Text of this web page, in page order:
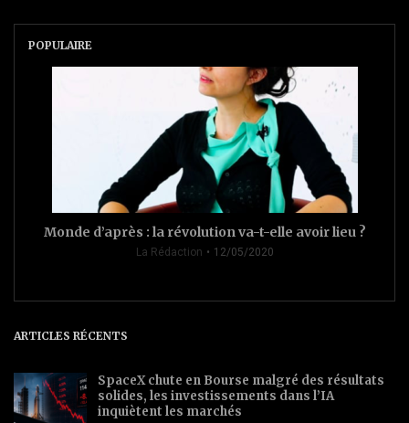
POPULAIRE
Monde d’après : la révolution va-t-elle avoir lieu ?
La Rédaction 12/05/2020
ARTICLES RÉCENTS
SpaceX chute en Bourse malgré des résultats
solides, les investissements dans l’IA
inquiètent les marchés